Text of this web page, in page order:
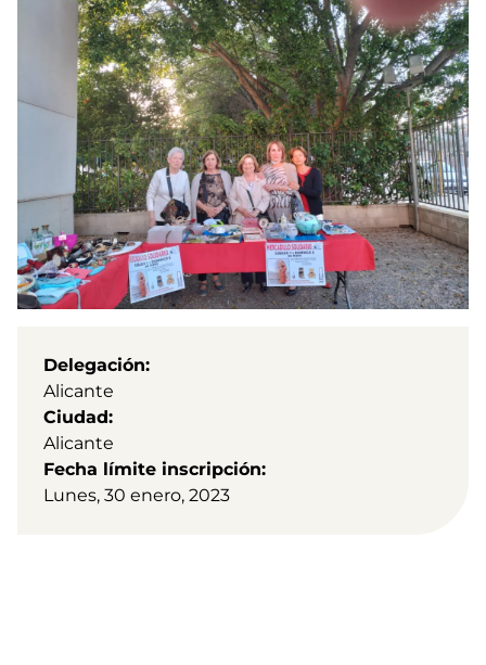
Delegación
Alicante
Ciudad
Alicante
Fecha límite inscripción
Lunes, 30 enero, 2023